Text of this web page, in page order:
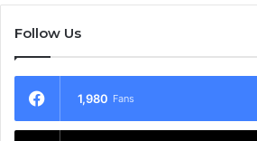
Follow Us
1,980 Fans